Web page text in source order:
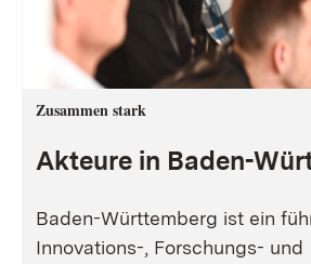
Zusammen stark
Akteure in Baden-
Baden-Württemberg ist ein
Innovations-, Forschungs- und